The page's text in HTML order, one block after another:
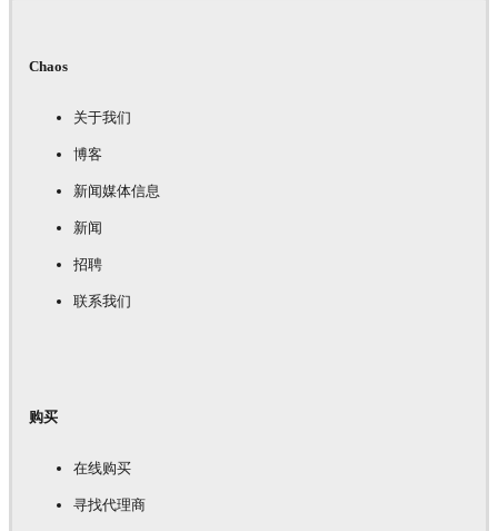
Chaos
关于我们
博客
新闻媒体信息
新闻
招聘
联系我们
购买
在线购买
寻找代理商